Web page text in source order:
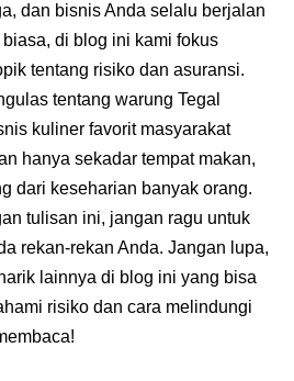
dan bisnis Anda selalu berjalan
biasa, di blog ini kami fokus
tentang risiko dan asuransi.
tentang warung Tegal
kuliner favorit masyarakat
hanya sekadar tempat makan,
dari keseharian banyak orang.
tulisan ini, jangan ragu untuk
rekan-rekan Anda. Jangan lupa,
lainnya di blog ini yang bisa
risiko dan cara melindungi